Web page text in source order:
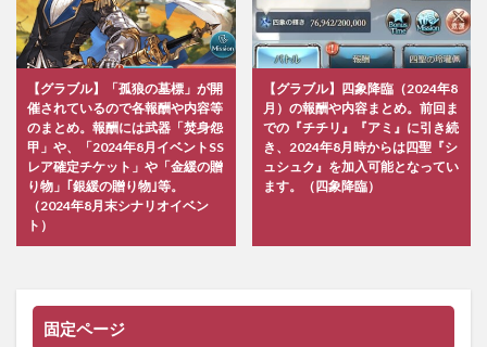
【グラブル】「孤狼の墓標」が開
催されているので各報酬や内容等
のまとめ。報酬には武器「焚身怨
甲」や、「2024年8月イベントSS
レア確定チケット」や「金緩の贈
り物」｢銀緩の贈り物｣等。
（2024年8月末シナリオイベン
ト）
【グラブル】四象降臨（2024年8
月）の報酬や内容まとめ。前回ま
での『チチリ』『アミ』に引き続
き、2024年8月時からは四聖『シ
ュシュク』を加入可能となってい
ます。（四象降臨）
固定ページ